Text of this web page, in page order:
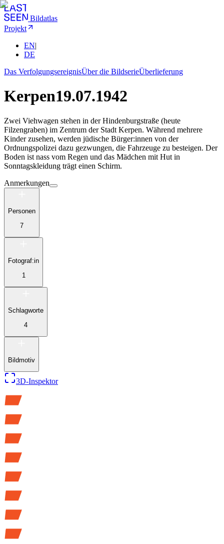
Bildatlas
Projekt
EN|
DE
Das VerfolgungsereignisÜber die BildserieÜberlieferung
Kerpen19.07.1942
Zwei Viehwagen stehen in der Hindenburgstraße (heute
Filzengraben) im Zentrum der Stadt Kerpen. Während mehrere
Kinder zusehen, werden jüdische Bürger:innen von der
Ordnungspolizei dazu gezwungen, die Fahrzeuge zu besteigen. Der
Boden ist nass vom Regen und das Mädchen mit Hut in
Sonntagskleidung trägt einen Schirm.
Anmerkungen
Personen
7
Fotograf:in
1
Schlagworte
4
Bildmotiv
3D-Inspektor